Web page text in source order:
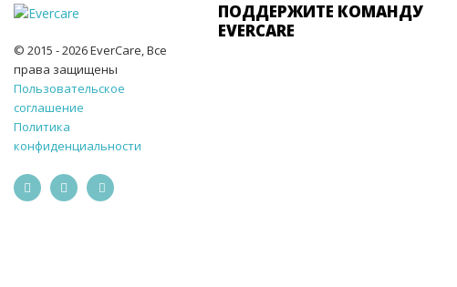
© 2015 - 2026 EverCare, Все
права защищены
Пользовательское
соглашение
Политика
конфиденциальности
ПОДДЕРЖИТЕ КОМАНДУ
EVERCARE